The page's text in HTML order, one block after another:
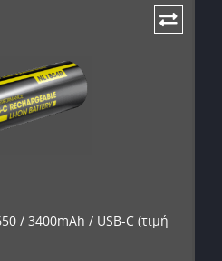
/ 3400mAh / USB-C (τιμή